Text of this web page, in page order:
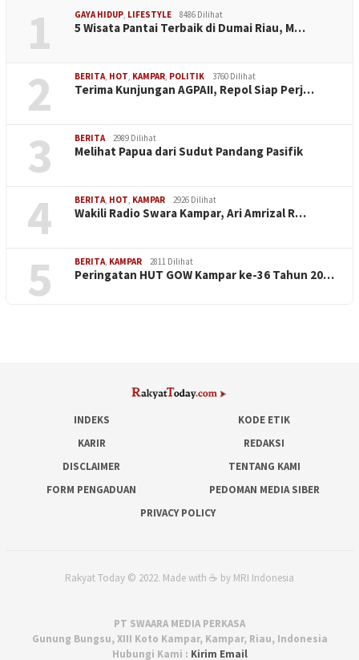
1 GAYA HIDUP LIFESTYLE 8486 Dilihat
5 Wisata Pantai Terbaik di Dumai Riau, M…
2 BERITA HOT KAMPAR POLITIK 3760 Dilihat
Terima Kunjungan AGPAII, Repol Siap Perj…
3 BERITA 2989 Dilihat
Melihat Papua dari Sudut Pandang Pasifik
4 BERITA HOT KAMPAR 2926 Dilihat
Wakili Radio Swara Kampar, Ari Amrizal R…
5 BERITA KAMPAR 2811 Dilihat
Peringatan HUT GOW Kampar ke-36 Tahun 20…
INDEKS
KODE ETIK
KARIR
REDAKSI
DISCLAIMER
TENTANG KAMI
FORM PENGADUAN
PEDOMAN MEDIA SIBER
PRIVACY POLICY
Rakyat Today © 2022. Made with ☕ by MRI Indonesia
PT SWAARA MEDIA PERKASA
Gunung Bungsu, XIII Koto Kampar, Kampar, Riau, Indonesia
Hubungi Kami : Kirim Email